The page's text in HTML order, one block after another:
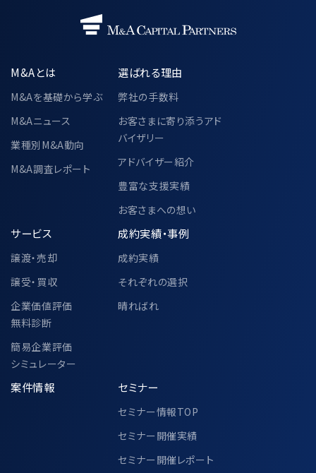
M&Aとは
M&Aを基礎から学ぶ
M&Aニュース
業種別M&A動向
M&A調査レポート
選ばれる理由
弊社の手数料
お客さまに寄り添うアド
バイザリー
アドバイザー紹介
豊富な支援実績
お客さまへの想い
サービス
譲渡・売却
譲受・買収
企業価値評価
無料診断
簡易企業評価
シミュレーター
成約実績・事例
成約実績
それぞれの選択
晴ればれ
案件情報 セミナー
セミナー情報TOP
セミナー開催実績
セミナー開催レポート